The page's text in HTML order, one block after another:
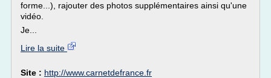
forme...), rajouter des photos supplémentaires ainsi qu'une
vidéo.
Je...
Lire la suite
Site : http://www.carnetdefrance.fr